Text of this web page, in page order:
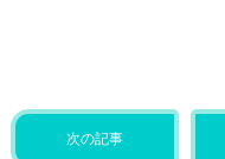
次の記事